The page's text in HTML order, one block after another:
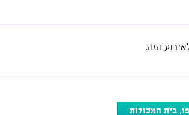
הזה.
בית המכולות